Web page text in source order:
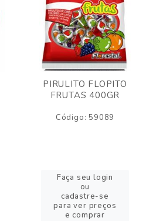
PIRULITO FLOPITO
FRUTAS 400GR
Código: 59089
Faça seu login
ou
cadastre-se
para ver preços
e comprar